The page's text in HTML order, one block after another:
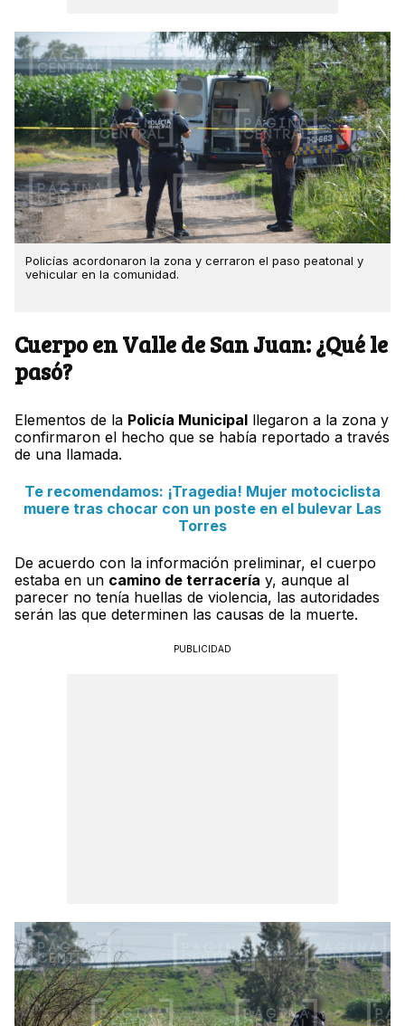
Policías acordonaron la zona y cerraron el paso peatonal y
vehicular en la comunidad.
Cuerpo en Valle de San Juan: ¿Qué le
pasó?
Elementos de la Policía Municipal llegaron a la zona y
confirmaron el hecho que se había reportado a través
de una llamada.
Te recomendamos: ¡Tragedia! Mujer motociclista
muere tras chocar con un poste en el bulevar Las
Torres
De acuerdo con la información preliminar, el cuerpo
estaba en un camino de terracería y, aunque al
parecer no tenía huellas de violencia, las autoridades
serán las que determinen las causas de la muerte.
PUBLICIDAD